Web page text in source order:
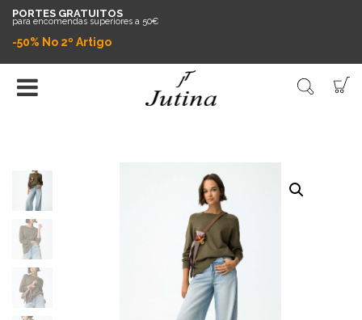
PORTES GRATUITOS
para encomendas superiores a 50€
-50% No 2º Artigo